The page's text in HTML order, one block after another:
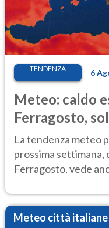
TENDENZA 6
Meteo: caldo
Ferragosto,
Ecco dove
La tendenza meteo
prossima settimana,
Ferragosto, vede
Meteo città italiane